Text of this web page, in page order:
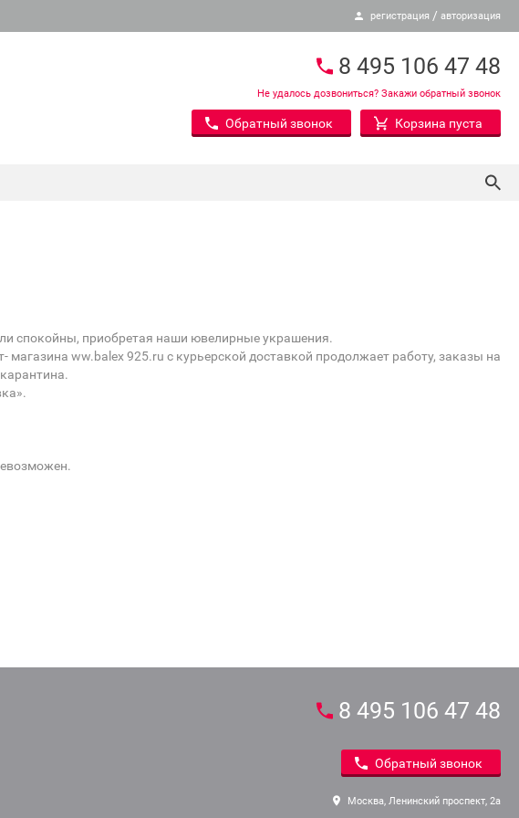
регистрация / авторизация
8 495 106 47 48
Не удалось дозвониться? Закажи обратный звонок
Обратный звонок Корзина пуста
спокойны, приобретая наши ювелирные украшения.
ww.balex 925.ru с курьерской доставкой продолжает работу, заказы на
8 495 106 47 48
Обратный звонок
Москва, Ленинский проспект, 2а